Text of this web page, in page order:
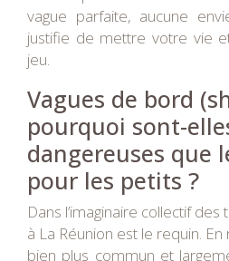
vague parfaite, aucune
justifie de mettre votre vie
jeu.
Vagues de bord
pourquoi sont-
dangereuses que
pour les petits ?
Dans l’imaginaire collectif des
à La Réunion est le requin.
bien plus commun et